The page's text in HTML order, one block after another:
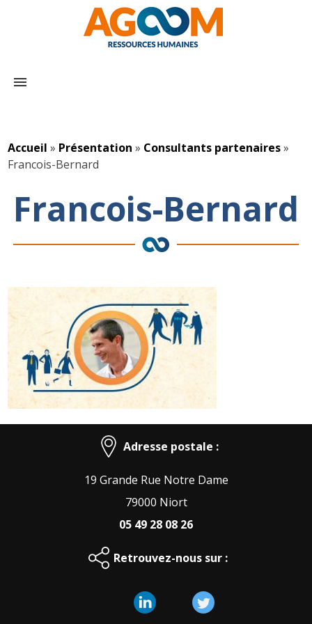
menu
Accueil » Présentation » Consultants partenaires»
Francois-Bernard
Francois-Bernard
Adresse postale :
19 Grande Rue Notre Dame
79000 Niort
05 49 28 08 26
Retrouvez-nous sur :